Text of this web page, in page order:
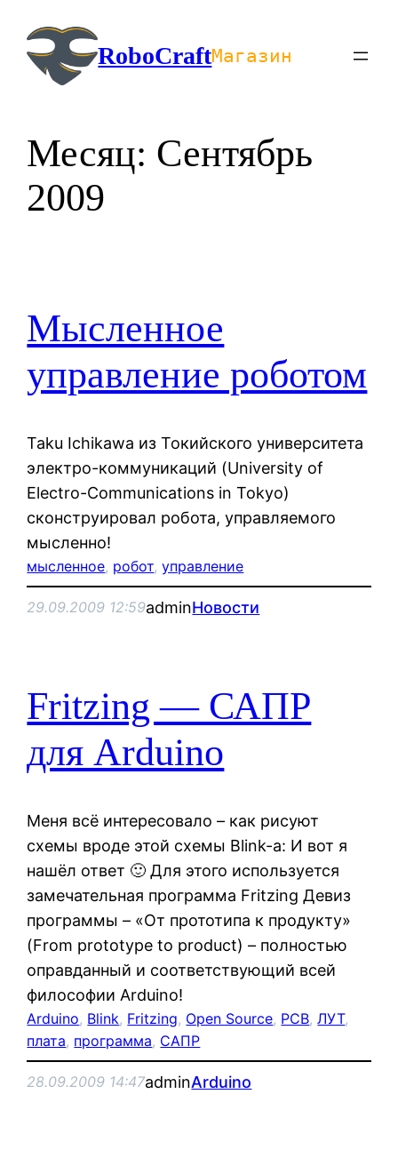
содержимомуRoboCraftМагазин
Месяц: Сентябрь
2009
Мысленное
управление роботом
Taku Ichikawa из Токийского университета
электро-коммуникаций (University of
Electro-Communications in Tokyo)
сконструировал робота, управляемого
мысленно!
мысленное, робот, управление
29.09.2009 12:59adminНовости
Fritzing — САПР
для Arduino
Меня всё интересовало – как рисуют
схемы вроде этой схемы Blink-а: И вот я
нашёл ответ 🙂 Для этого используется
замечательная программа Fritzing Девиз
программы – «От прототипа к продукту»
(From prototype to product) – полностью
оправданный и соответствующий всей
философии Arduino!
Arduino, Blink, Fritzing, Open Source, PCB, ЛУТ
плата, программа, САПР
28.09.2009 14:47adminArduino